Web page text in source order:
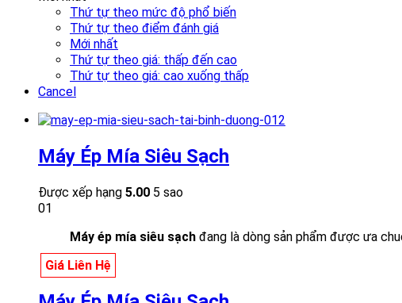
Thứ tự theo mức độ phổ biến
Thứ tự theo điểm đánh giá
Mới nhất
Thứ tự theo giá: thấp đến cao
Thứ tự theo giá: cao xuống thấp
Cancel
Máy Ép Mía Siêu Sạch
Được xếp hạng 5.00 5 sao
01
Máy ép mía siêu sạch đang là dòng sản phẩm được ưa
Giá Liên Hệ